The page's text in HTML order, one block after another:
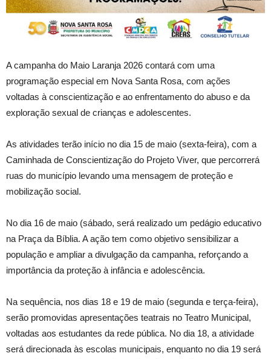
A campanha do Maio Laranja 2026 contará com uma
programação especial em Nova Santa Rosa, com ações
voltadas à conscientização e ao enfrentamento do abuso e da
exploração sexual de crianças e adolescentes.
As atividades terão início no dia 15 de maio (sexta-feira), com a
Caminhada de Conscientização do Projeto Viver, que percorrerá
ruas do município levando uma mensagem de proteção e
mobilização social.
No dia 16 de maio (sábado, será realizado um pedágio educativo
na Praça da Bíblia. A ação tem como objetivo sensibilizar a
população e ampliar a divulgação da campanha, reforçando a
importância da proteção à infância e adolescência.
Na sequência, nos dias 18 e 19 de maio (segunda e terça-feira),
serão promovidas apresentações teatrais no Teatro Municipal,
voltadas aos estudantes da rede pública. No dia 18, a atividade
será direcionada às escolas municipais, enquanto no dia 19 será